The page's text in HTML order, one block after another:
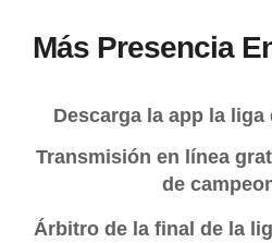
Más Presencia
Descarga la app la liga
Transmisión en línea
de
Árbitro de la final de la